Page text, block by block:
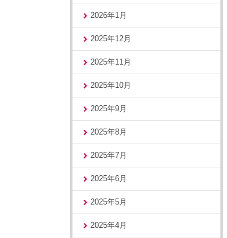
2026年1月
2025年12月
2025年11月
2025年10月
2025年9月
2025年8月
2025年7月
2025年6月
2025年5月
2025年4月